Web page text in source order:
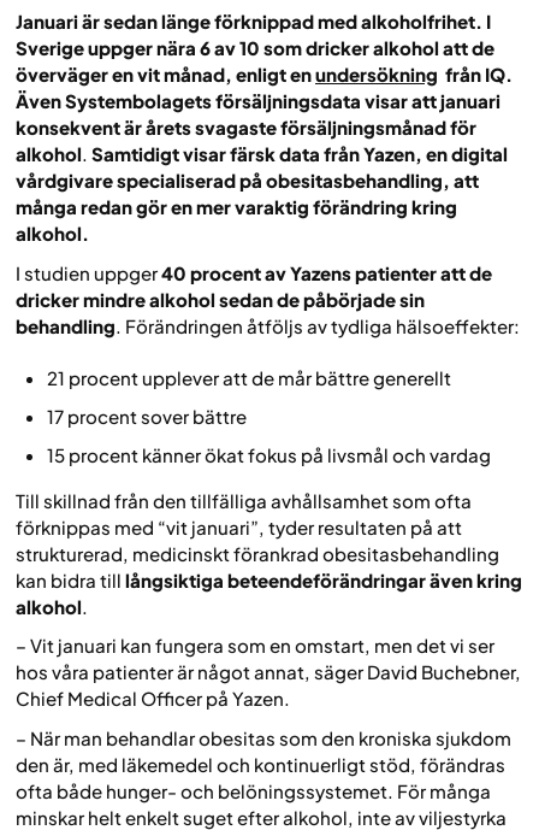
Januari är sedan länge förknippad med alkoholfrihet. I
Sverige uppger nära 6 av 10 som dricker alkohol att de
överväger en vit månad, enligt enundersökning från IQ.
Även Systembolagets försäljningsdata visar att januari
konsekvent är årets svagaste försäljningsmånad för
alkohol. Samtidigt visar färsk data från Yazen, en digital
vårdgivare specialiserad på obesitasbehandling, att
många redan gör en mer varaktig förändring kring
alkohol.
I studien uppger40 procent av Yazens patienter att de
dricker mindre alkohol sedan de påbörjade sin
behandling. Förändringen åtföljs av tydliga hälsoeffekter:
21 procent upplever att de mår bättre generellt
17 procent sover bättre
15 procent känner ökat fokus på livsmål och vardag
Till skillnad från den tillfälliga avhållsamhet som ofta
förknippas med “vit januari”, tyder resultaten på att
strukturerad, medicinskt förankrad obesitasbehandling
kan bidra till långsiktiga beteendeförändringar även kring
alkohol.
– Vit januari kan fungera som en omstart, men det vi ser
hos våra patienter är något annat, säger David Buchebner,
Chief Medical Officer på Yazen.
– När man behandlar obesitas som den kroniska sjukdom
den är, med läkemedel och kontinuerligt stöd, förändras
ofta både hunger- och belöningssystemet. För många
minskar helt enkelt suget efter alkohol, inte av viljestyrka